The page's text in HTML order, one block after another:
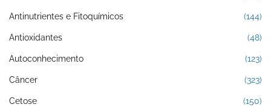
Antinutrientes e Fitoquímicos (144)
Antioxidantes (48)
Autoconhecimento (123)
Câncer (323)
Cetose (150)